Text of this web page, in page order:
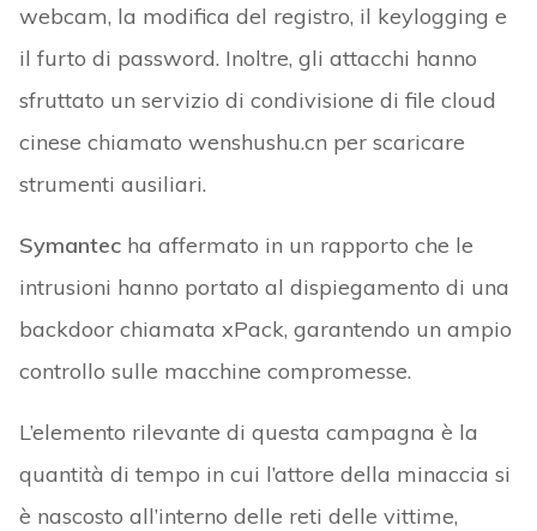
webcam, la modifica del registro, il keylogging e
il furto di password. Inoltre, gli attacchi hanno
sfruttato un servizio di condivisione di file cloud
cinese chiamato wenshushu.cn per scaricare
strumenti ausiliari.
Symantecha affermato in un rapporto che le
intrusioni hanno portato al dispiegamento di una
backdoor chiamata xPack, garantendo un ampio
controllo sulle macchine compromesse.
L’elemento rilevante di questa campagna è la
quantità di tempo in cui l’attore della minaccia si
è nascosto all’interno delle reti delle vittime,